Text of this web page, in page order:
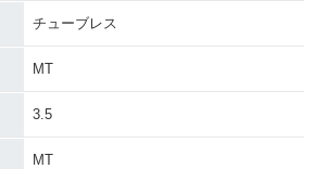
G・マイナーチェン
チューブレス
MT
3.5
MT